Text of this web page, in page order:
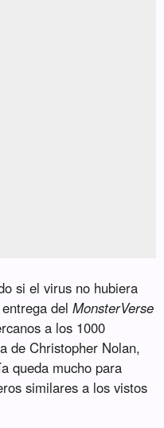
si el virus no hubiera
entrega delMonsterVerse
a los 1000
de Christopher Nolan,
queda mucho para
similares a los vistos